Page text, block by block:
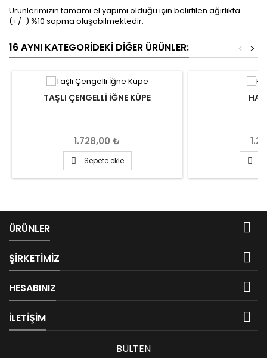
Ürünlerimizin tamamı el yapımı olduğu için belirtilen ağırlıkta
(+/-) %10 sapma oluşabilmektedir.
16 AYNI KATEGORIDEKI DIĞER ÜRÜNLER: >
<
TAŞLI ÇENGELLI İĞNE KÜPE
Fiyat
1.728,00 ₺
 Sepete ekle 
ÜRÜNLER 
ŞIRKETIMIZ 
HESABINIZ 
İLETIŞIM 
BÜLTEN